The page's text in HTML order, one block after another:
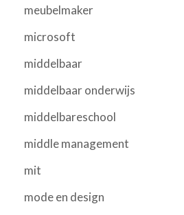
meubelmaker
microsoft
middelbaar
middelbaar onderwijs
middelbareschool
middle management
mit
mode en design